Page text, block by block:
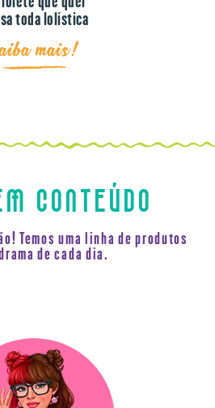
toda lolística
mais!
CONTEÚDO
Temos uma linha de produtos
de cada dia.